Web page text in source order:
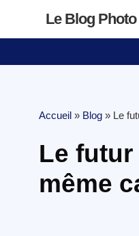
Le Blog Photo
Accueil » Blog » Le
Le
même